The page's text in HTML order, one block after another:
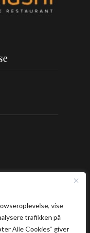
vise
trafikken på
Alle Cookies" giver